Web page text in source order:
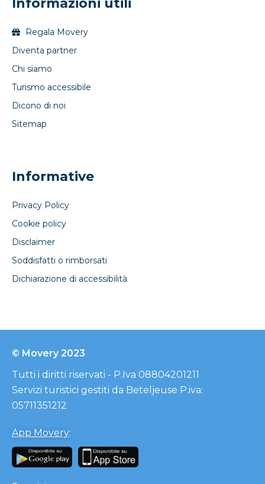
Regala Movery
Diventa partner
Chi siamo
Turismo accessibile
Dicono di noi
Sitemap
Informative
Privacy Policy
Cookie policy
Disclaimer
Soddisfatti o rimborsati
Dichiarazione di accessibilità
© Movery 2023
Tutti i diritti riservati - P.Iva 08804201211
Servizi turistici gestiti da Beteljeuse P.iva:
05711351212
App Movery: